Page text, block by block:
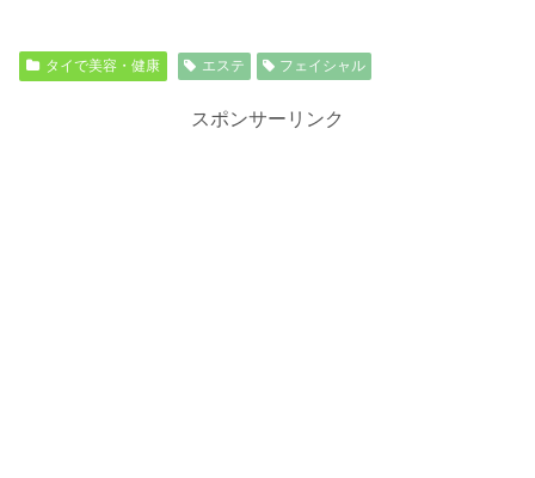
タイで美容・健康 エステ フェイシャル
スポンサーリンク